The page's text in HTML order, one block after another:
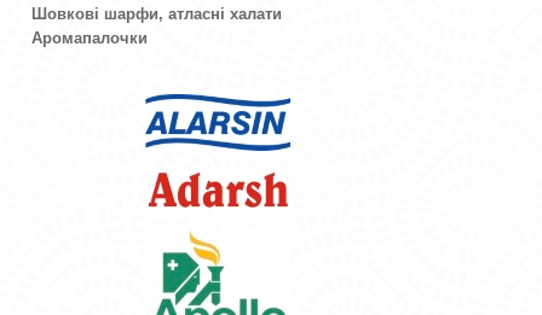
Шовкові шарфи, атласні халати
Аромапалочки